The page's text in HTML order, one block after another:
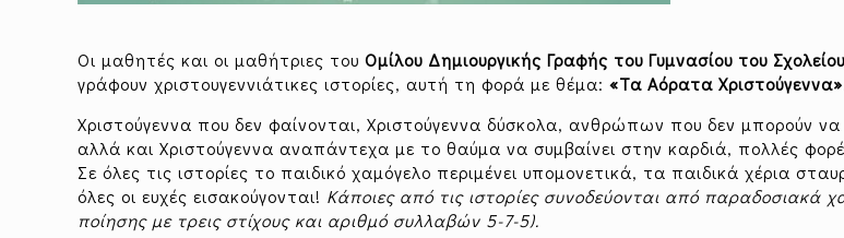
Οι μαθητές και οι μαθήτριες τουΟμίλου Δημιουργικής Γραφής του Γυμνασίου του
γράφουν χριστουγεννιάτικες ιστορίες, αυτή τη φορά με θέμα:«Τα Αόρατα Χριστούγεννα»
Χριστούγεννα που δεν φαίνονται, Χριστούγεννα δύσκολα, ανθρώπων που δεν μπορούν
αλλά και Χριστούγεννα αναπάντεχα με το θαύμα να συμβαίνει στην καρδιά, πολλές
Σε όλες τις ιστορίες το παιδικό χαμόγελο περιμένει υπομονετικά, τα παιδικά χέρια
όλες οι ευχές εισακούγονται! Κάποιες από τις ιστορίες συνοδεύονται από παραδοσιακά
ποίησης με τρεις στίχους και αριθμό συλλαβών 5-7-5).